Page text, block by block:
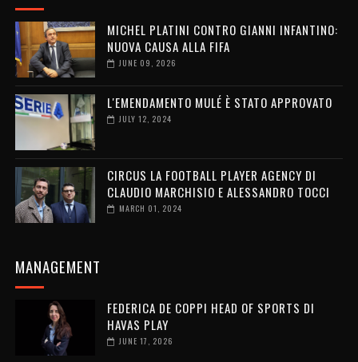
MICHEL PLATINI CONTRO GIANNI INFANTINO:
NUOVA CAUSA ALLA FIFA
JUNE 09, 2026
L'EMENDAMENTO MULÉ È STATO APPROVATO
JULY 12, 2024
CIRCUS LA FOOTBALL PLAYER AGENCY DI
CLAUDIO MARCHISIO E ALESSANDRO TOCCI
MARCH 01, 2024
MANAGEMENT
FEDERICA DE COPPI HEAD OF SPORTS DI
HAVAS PLAY
JUNE 17, 2026